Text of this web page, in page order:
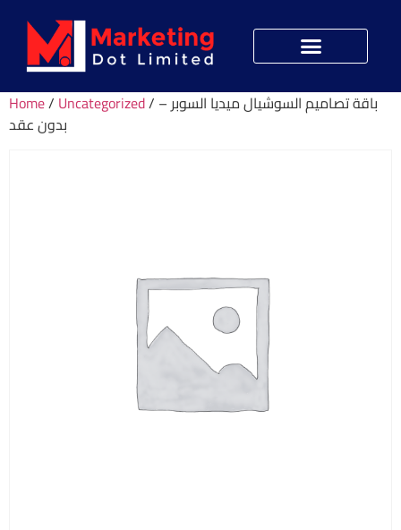
Home/ Uncategorized/ باقة تصاميم السوشيال ميديا السوبر –
بدون عقد